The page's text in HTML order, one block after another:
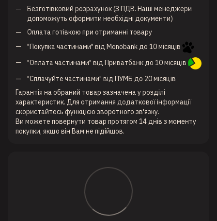
Безготівковий розрахунок (З ПДВ. Наші менеджери
допоможуть оформити необхідні документи)
Оплата готівкою при отриманні товару
"Покупка частинами" від Monobank до 10 місяців
"Оплата частинами" від Приватбанк до 10 місяців
"Сплачуйте частинами" від ПУМБ до 20 місяців
Гарантія на обраний товар зазначена у розділі
характеристик. Для отримання додаткової інформації
скористайтесь функцією зворотного зв'язку.
Ви можете повернути товар протягом 14 днів з моменту
покупки, якщо він Вам не підійшов.